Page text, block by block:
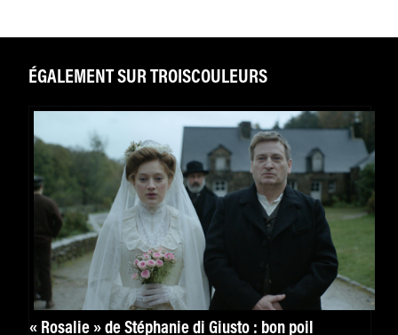
ÉGALEMENT SUR TROISCOULEURS
« Rosalie » de Stéphanie di Giusto : bon poil